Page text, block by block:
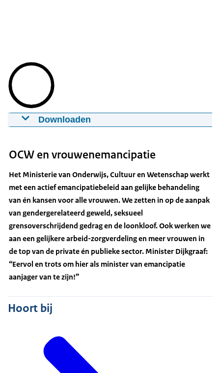
Downloaden
OCW en vrouwenemancipatie
Het Ministerie van Onderwijs, Cultuur en Wetenschap werkt
met een actief emancipatiebeleid aan gelijke behandeling
van én kansen voor alle vrouwen. We zetten in op de aanpak
van gendergerelateerd geweld, seksueel
grensoverschrijdend gedrag en de loonkloof. Ook werken we
aan een gelijkere arbeid-zorgverdeling en meer vrouwen in
de top van de private én publieke sector. Minister Dijkgraaf:
“Eervol en trots om hier als minister van emancipatie
aanjager van te zijn!”
Hoort bij